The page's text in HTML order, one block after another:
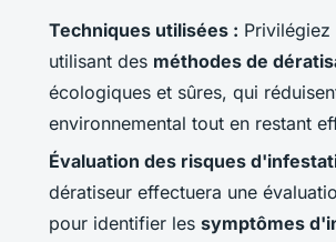
Techniques utilisées : Privilégiez
utilisant des méthodes de
écologiques et sûres, qui
environnemental tout en restant
Évaluation des risques
dératiseur effectuera une
pour identifier les symptômes